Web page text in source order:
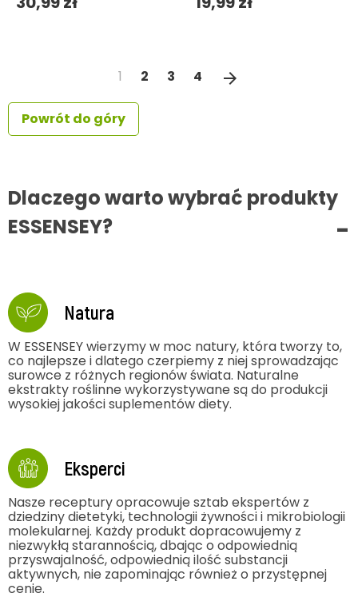
1 2 3 4 arrow_forward
Powrót do góry
Dlaczego warto wybrać produkty
ESSENSEY?
Natura
W ESSENSEY wierzymy w moc natury, która tworzy to,
co najlepsze i dlatego czerpiemy z niej sprowadzając
surowce z różnych regionów świata. Naturalne
ekstrakty roślinne wykorzystywane są do produkcji
wysokiej jakości suplementów diety.
Eksperci
Nasze receptury opracowuje sztab ekspertów z
dziedziny dietetyki, technologii żywności i mikrobiologii
molekularnej. Każdy produkt dopracowujemy z
niezwykłą starannością, dbając o odpowiednią
przyswajalność, odpowiednią ilość substancji
aktywnych, nie zapominając również o przystępnej
cenie.